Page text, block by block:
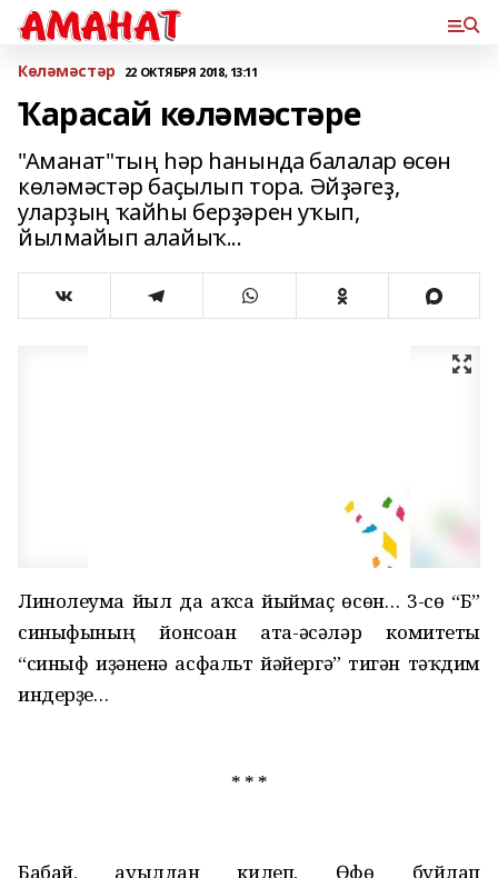
Көләмәстәр 22 ОКТЯБРЯ 2018, 13:11
Ҡарасай көләмәстәре
"Аманат"тың һәр һанында балалар өсөн
көләмәстәр баҫылып тора. Әйҙәгеҙ,
уларҙың ҡайһы берҙәрен уҡып,
йылмайып алайыҡ...
Линолеумға йыл да аҡса йыймаҫ өсөн… 3-сө “Б”
синыфының йонсоған ата-әсәләр комитеты
“синыф иҙәненә асфальт йәйергә” тигән тәҡдим
индерҙе…
* * *
Бабай, ауылдан килеп, Өфө буйлап